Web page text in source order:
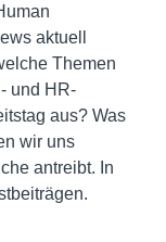
aktuell
Themen
und HR-
aus? Was
wir uns
antreibt. In